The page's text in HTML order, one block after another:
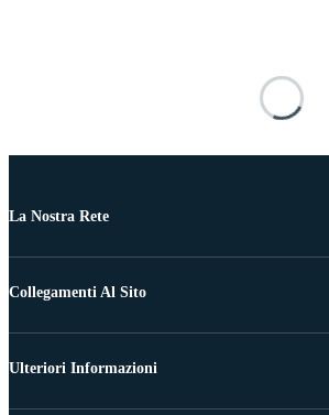
La Nostra Rete
Collegamenti Al Sito
Ulteriori Informazioni